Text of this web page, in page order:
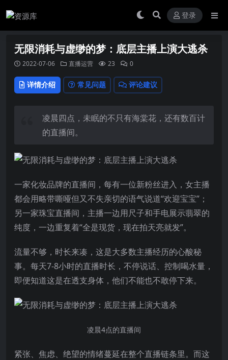
登录
无限消耗与虚缈的梦：底层主播上演大逃杀
2022-07-06 直播运营 23 0
详情介绍 常见问题 评论建议
凌晨四点，未眠的不只有海棠花，还有数百计
的直播间。
一家化妆品牌的直播间，每有一位新粉丝进入，女主播
都会用略带嘶哑但又不失亲切的语气说道“欢迎宝宝”；
另一家珠宝直播间，主播一边用尺子和手电展示翡翠的
纯度，一边重复着“全是现货，现在拍天亮就发”。
流量不够，时长来凑，这是大多数主播经历的心酸秘
事。每天7-8小时的直播时长，不停说话、控制喝水量，
即便知道这是在透支身体，他们不能也不敢停下来。
凌晨4点的直播间
紧张、焦虑、绝望的情绪蔓延在整个直播链条里。而这